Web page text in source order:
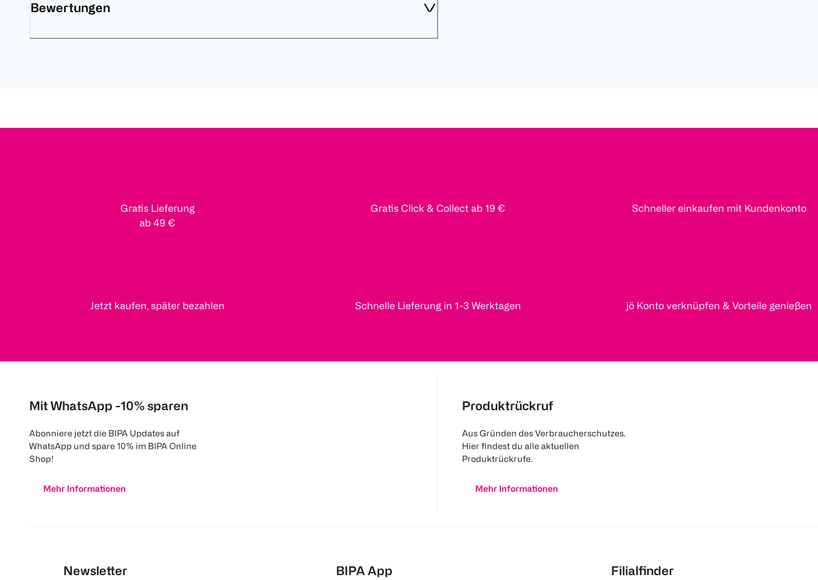
Bewertungen
Gratis Lieferung
ab 49 €
Gratis Click & Collect ab 19 € Schneller einkaufen mit Kundenkonto
Jetzt kaufen, später bezahlen Schnelle Lieferung in 1-3 Werktagen jö Konto verknüpfen & Vorteile genießen
Mit WhatsApp -10% sparen
Abonniere jetzt die BIPA Updates auf
WhatsApp und spare 10% im BIPA Online
Shop!
Mehr Informationen
Produktrückruf
Aus Gründen des Verbraucherschutzes.
Hier findest du alle aktuellen
Produktrückrufe.
Mehr Informationen
Newsletter BIPA App Filialfinder